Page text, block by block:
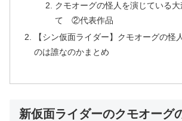
クモオーグの怪人を演じている
て ②代表作品
【シン仮面ライダー】クモオーグの怪
のは誰なのかまとめ
新仮面ライダーのクモオーグ